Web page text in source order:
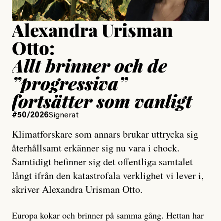
Alexandra Urisman
Otto:
Allt brinner och de
”progressiva”
fortsätter som vanligt
#50/2026Signerat
Klimatforskare som annars brukar uttrycka sig
återhållsamt erkänner sig nu vara i chock.
Samtidigt befinner sig det offentliga samtalet
långt ifrån den katastrofala verklighet vi lever i,
skriver Alexandra Urisman Otto.
Europa kokar och brinner på samma gång. Hettan har